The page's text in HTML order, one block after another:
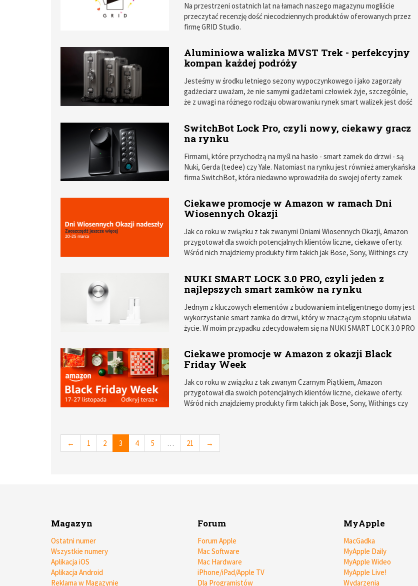
Na przestrzeni ostatnich lat na łamach naszego magazynu mogliście
przeczytać recenzję dość niecodziennych produktów oferowanych przez
firmę GRID Studio.
Aluminiowa walizka MVST Trek - perfekcyjny
kompan każdej podróży
Jesteśmy w środku letniego sezony wypoczynkowego i jako zagorzały
gadżeciarz uważam, że nie samymi gadżetami człowiek żyje, szczególnie,
że z uwagi na różnego rodzaju obwarowaniu rynek smart walizek jest dość
SwitchBot Lock Pro, czyli nowy, ciekawy gracz
na rynku
Firmami, które przychodzą na myśl na hasło - smart zamek do drzwi - są
Nuki, Gerda (tedee) czy Yale. Natomiast na rynku jest również amerykańska
firma SwitchBot, która niedawno wprowadziła do swojej oferty zamek
Ciekawe promocje w Amazon w ramach Dni
Wiosennych Okazji
Jak co roku w związku z tak zwanymi Dniami Wiosennych Okazji, Amazon
przygotował dla swoich potencjalnych klientów liczne, ciekawe oferty.
Wśród nich znajdziemy produkty firm takich jak Bose, Sony, Withings czy
NUKI SMART LOCK 3.0 PRO, czyli jeden z
najlepszych smart zamków na rynku
Jednym z kluczowych elementów z budowaniem inteligentnego domy jest
wykorzystanie smart zamka do drzwi, który w znaczącym stopniu ułatwia
życie. W moim przypadku zdecydowałem się na NUKI SMART LOCK 3.0 PRO
Ciekawe promocje w Amazon z okazji Black
Friday Week
Jak co roku w związku z tak zwanym Czarnym Piątkiem, Amazon
przygotował dla swoich potencjalnych klientów liczne, ciekawe oferty.
Wśród nich znajdziemy produkty firm takich jak Bose, Sony, Withings czy
← 1 2 3 4 5 … 21 →
Magazyn
Ostatni numer
Wszystkie numery
Aplikacja iOS
Aplikacja Android
Reklama w Magazynie
Forum
Forum Apple
Mac Software
Mac Hardware
iPhone/iPad/Apple TV
Dla Programistów
MyApple
MacGadka
MyApple Daily
MyApple Wideo
MyApple Live!
Wydarzenia